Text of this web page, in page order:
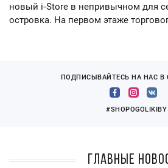
новый i‑Store в непривычном для
островка. На первом этаже
ПОДПИСЫВАЙТЕСЬ НА НАС В
#SHOPOGOLIKIBY
Главные